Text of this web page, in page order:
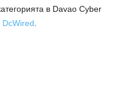
в Davao Cyber
DcWired